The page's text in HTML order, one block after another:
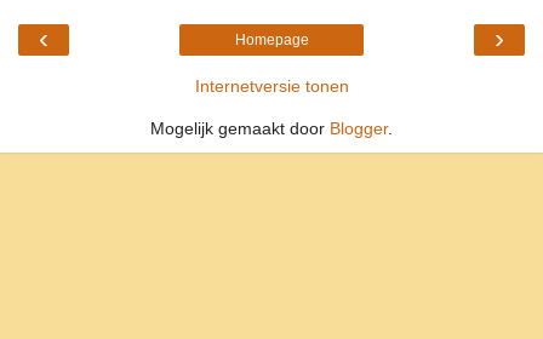
‹ ›
Homepage
Internetversie tonen
Mogelijk gemaakt door Blogger.